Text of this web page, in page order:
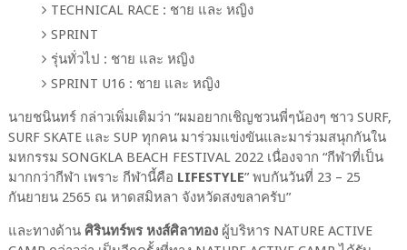
TECHNICAL RACE : ชาย และ หญิง
SPRINT
รุ่นทั่วไป : ชาย และ หญิง
SPRINT U16 : ชาย และ หญิง
นายชนินทร์ กล่าวเพิ่มเติมว่า “ผมอยากเชิญชวนพี่ๆน้องๆ ชาว SURF,
SURF SKATE และ SUP ทุกคน มาร่วมแข่งขันและมาร่วมสนุกกันใน
มหกรรม SONGKLA BEACH FESTIVAL 2022 เนื่องจาก “กีฬาที่เป็น
มากกว่ากีฬา เพราะ กีฬานี้คือ LIFESTYLE” พบกันวันที่ 23 – 25
กันยายน 2565 ณ หาดสมิหลา จังหวัดสงขลาครับ”
และทางด้าน ศิรินทร์พร หงส์ศิลาทองผู้บริหาร NATURE ACTIVE